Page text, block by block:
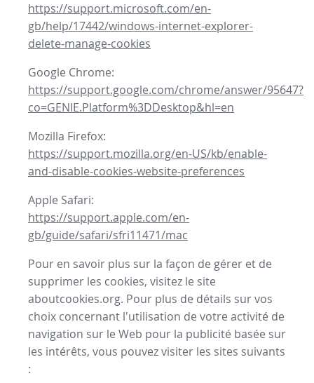
https://support.microsoft.com/en-
gb/help/17442/windows-internet-explorer-
delete-manage-cookies
Google Chrome:
https://support.google.com/chrome/answer/95647?
co=GENIE.Platform%3DDesktop&hl=en
Mozilla Firefox:
https://support.mozilla.org/en-US/kb/enable-
and-disable-cookies-website-preferences
Apple Safari:
https://support.apple.com/en-
gb/guide/safari/sfri11471/mac
Pour en savoir plus sur la façon de gérer et de
supprimer les cookies, visitez le site
aboutcookies.org. Pour plus de détails sur vos
choix concernant l'utilisation de votre activité de
navigation sur le Web pour la publicité basée sur
les intérêts, vous pouvez visiter les sites suivants
: